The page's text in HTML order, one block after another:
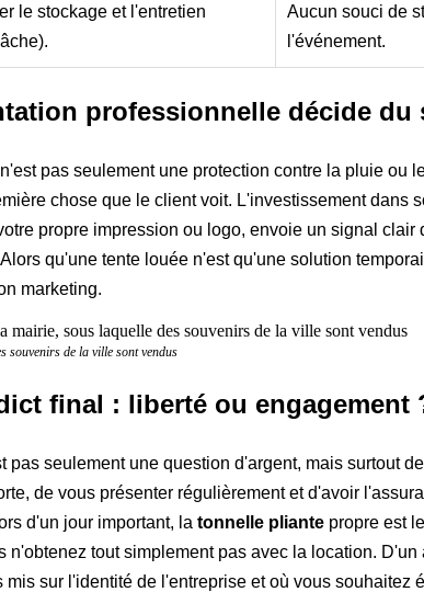
le stockage et l'entretien
Aucun souci de
l'événement.
professionnelle décide du
n'est pas seulement une protection contre la pluie ou
chose que le client voit. L'investissement dans
propre impression ou logo, envoie un signal clair
qu'une tente louée n'est qu'une solution
marketing.
souvenirs de la ville sont vendus
final : liberté ou engagement
pas seulement une question d'argent, mais surtout
de vous présenter régulièrement et d'avoir
d'un jour important, la tonnelle pliante propre est
n'obtenez tout simplement pas avec la location. D'un
sur l'identité de l'entreprise et où vous souhaitez